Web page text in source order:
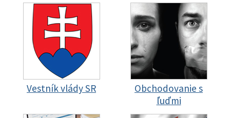
Vestník vlády SR
Obchodovanie s
ľuďmi